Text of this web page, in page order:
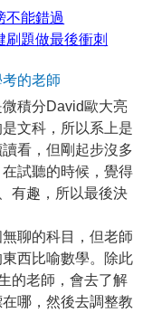
不能錯過
刷題做最後衝刺
的老師
積分David歐大亮
文科，所以系上是
看，但剛起步沒多
試聽的時候，覺得
有趣，所以最後決
聊的科目，但老師
西比喻數學。除此
的老師，會去了解
哪，然後去調整教